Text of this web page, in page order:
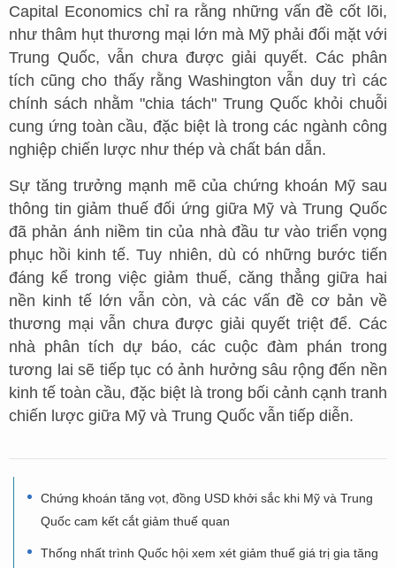
Capital Economics chỉ ra rằng những vấn đề cốt lõi,
như thâm hụt thương mại lớn mà Mỹ phải đối mặt với
Trung Quốc, vẫn chưa được giải quyết. Các phân
tích cũng cho thấy rằng Washington vẫn duy trì các
chính sách nhằm "chia tách" Trung Quốc khỏi chuỗi
cung ứng toàn cầu, đặc biệt là trong các ngành công
nghiệp chiến lược như thép và chất bán dẫn.
Sự tăng trưởng mạnh mẽ của chứng khoán Mỹ sau
thông tin giảm thuế đối ứng giữa Mỹ và Trung Quốc
đã phản ánh niềm tin của nhà đầu tư vào triển vọng
phục hồi kinh tế. Tuy nhiên, dù có những bước tiến
đáng kể trong việc giảm thuế, căng thẳng giữa hai
nền kinh tế lớn vẫn còn, và các vấn đề cơ bản về
thương mại vẫn chưa được giải quyết triệt để. Các
nhà phân tích dự báo, các cuộc đàm phán trong
tương lai sẽ tiếp tục có ảnh hưởng sâu rộng đến nền
kinh tế toàn cầu, đặc biệt là trong bối cảnh cạnh tranh
chiến lược giữa Mỹ và Trung Quốc vẫn tiếp diễn.
Chứng khoán tăng vọt, đồng USD khởi sắc khi Mỹ và Trung
Quốc cam kết cắt giảm thuế quan
Thống nhất trình Quốc hội xem xét giảm thuế giá trị gia tăng